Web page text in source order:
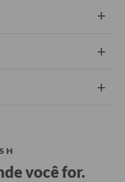
+
+
+
você for.